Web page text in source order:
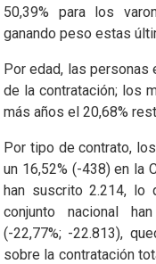
50,39% para los
ganando peso estas
Por edad, las personas
de la contratación; los
más años el 20,68%
Por tipo de contrato,
un 16,52% (-438) en la
han suscrito 2.214, lo
conjunto nacional
(-22,77%; -22.813),
sobre la contratación